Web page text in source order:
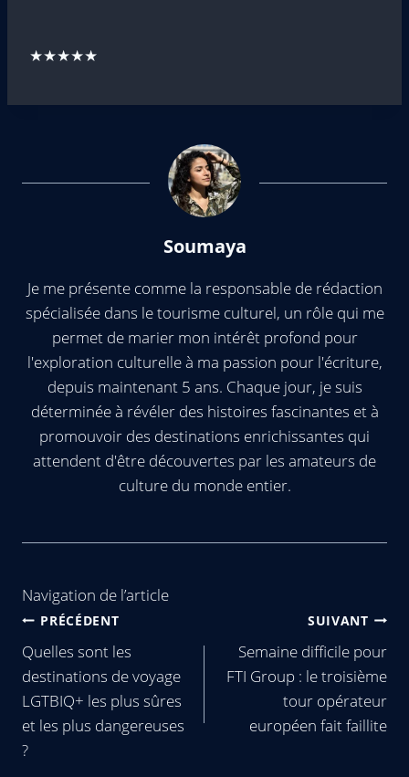
★★★★★
Soumaya
Je me présente comme la responsable de rédaction
spécialisée dans le tourisme culturel, un rôle qui me
permet de marier mon intérêt profond pour
l'exploration culturelle à ma passion pour l'écriture,
depuis maintenant 5 ans. Chaque jour, je suis
déterminée à révéler des histoires fascinantes et à
promouvoir des destinations enrichissantes qui
attendent d'être découvertes par les amateurs de
culture du monde entier.
Navigation de l’article
PRÉCÉDENT
Quelles sont les
destinations de voyage
LGTBIQ+ les plus sûres
et les plus dangereuses
?
SUIVANT
Semaine difficile pour
FTI Group : le troisième
tour opérateur
européen fait faillite